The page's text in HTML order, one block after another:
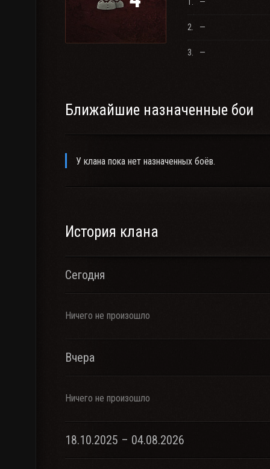
2. —
3. —
Ближайшие назначенные бои
У клана пока нет назначенных боёв.
История клана
Сегодня
Ничего не произошло
Вчера
Ничего не произошло
18.10.2025 – 04.08.2026